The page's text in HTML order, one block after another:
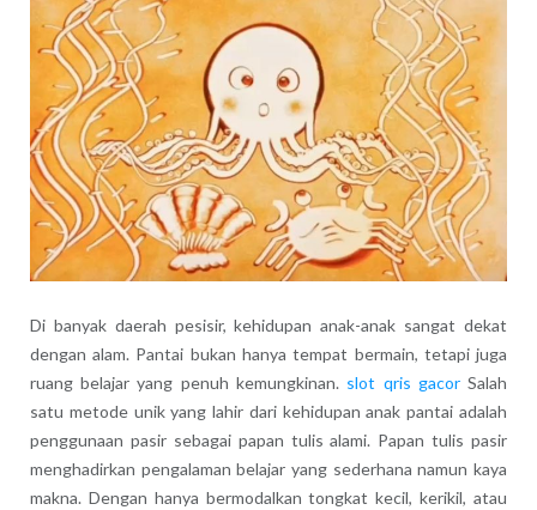
Di banyak daerah pesisir, kehidupan anak-anak sangat dekat
dengan alam. Pantai bukan hanya tempat bermain, tetapi juga
ruang belajar yang penuh kemungkinan. slot qris gacorSalah
satu metode unik yang lahir dari kehidupan anak pantai adalah
penggunaan pasir sebagai papan tulis alami. Papan tulis pasir
menghadirkan pengalaman belajar yang sederhana namun kaya
makna. Dengan hanya bermodalkan tongkat kecil, kerikil, atau